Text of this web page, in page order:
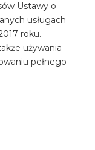
Ustawy o
usługach
roku.
używania
pełnego